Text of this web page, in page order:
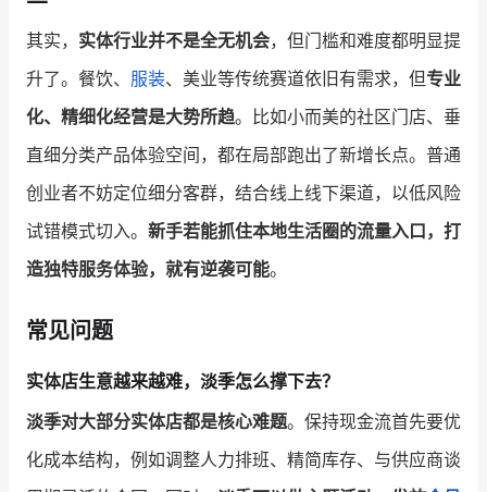
其实， 实体行业并不是全无机会，但门槛和难度都明显提
升了。餐饮、 服装、美业等传统赛道依旧有需求，但专业
化、精细化经营是大势所趋。比如小而美的社区门店、垂
直细分类产品体验空间，都在局部跑出了新增长点。普通
创业者不妨定位细分客群，结合线上线下渠道，以低风险
试错模式切入。 新手若能抓住本地生活圈的流量入口，打
造独特服务体验，就有逆袭可能。
常见问题
实体店生意越来越难，淡季怎么撑下去？
淡季对大部分实体店都是核心难题。保持现金流首先要优
化成本结构，例如调整人力排班、精简库存、与供应商谈